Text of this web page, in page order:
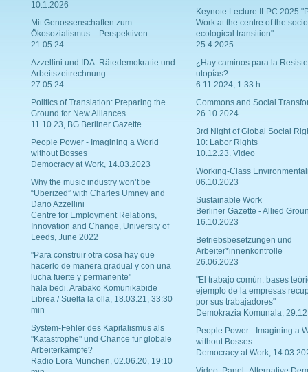
10.1.2026
Mit Genossenschaften zum
Ökosozialismus – Perspektiven
21.05.24
Azzellini und IDA: Rätedemokratie und
Arbeitszeitrechnung
27.05.24
Politics of Translation: Preparing the
Ground for New Alliances
11.10.23, BG Berliner Gazette
People Power - Imagining a World
without Bosses
Democracy at Work, 14.03.2023
Why the music industry won’t be
“Uberized” with Charles Umney and
Dario Azzellini
Centre for Employment Relations,
Innovation and Change, University of
Leeds, June 2022
"Para construir otra cosa hay que
hacerlo de manera gradual y con una
lucha fuerte y permanente"
hala bedi. Arabako Komunikabide
Librea / Suelta la olla, 18.03.21, 33:30
min
System-Fehler des Kapitalismus als
"Katastrophe" und Chance für globale
Arbeiterkämpfe?
Radio Lora München, 02.06.20, 19:10
Keynote Lecture ILPC 2025
Work at the centre of the
ecological transition"
25.4.2025
¿Hay caminos para la
utopías?
6.11.2024, 1:33 h
Commons and Social
26.10.2024
3rd Night of Global Social
10: Labor Rights
10.12.23. Video
Working-Class
06.10.2023
Sustainable Work
Berliner Gazette - Allied
16.10.2023
Betriebsbesetzungen und
Arbeiter*innenkontrolle
26.06.2023
"El trabajo común: bases
ejemplo de la empresas
por sus trabajadores"
Demokrazia Komunala,
People Power - Imagining a
without Bosses
Democracy at Work,